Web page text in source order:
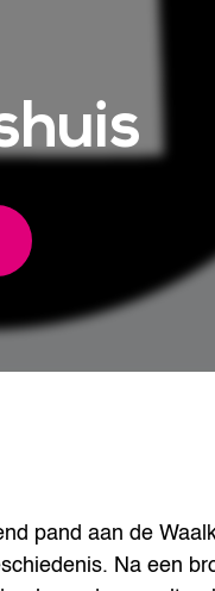
pand aan de
Na een